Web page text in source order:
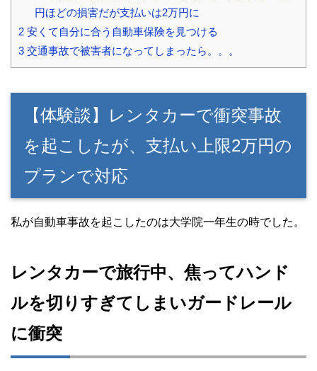
円ほどの損害だが支払いは2万円に
2 安くて自分に合う自動車保険を見つける
3 交通事故で被害者になってしまったら。。。
【体験談】レンタカーで衝突事故
を起こしたが、支払い上限2万円の
プランで対応
私が自動車事故を起こしたのは大学院一年生の時でした。
レンタカーで旅行中、焦ってハンド
ルを切りすぎてしまいガードレール
に衝突